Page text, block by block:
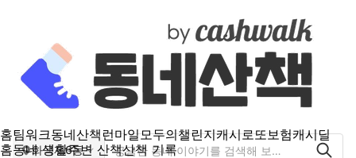
홈팀워크동네산책 런마일모두의챌린지캐시로또보험캐시딜
홈동네 생활주변 산책산책 기록
화곡제6동